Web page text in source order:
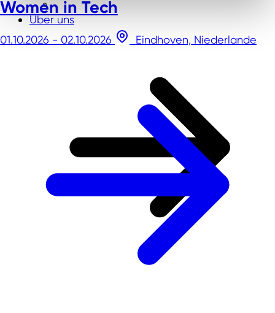
Über uns
Women in Tech
01.10.2026 - 02.10.2026 Eindhoven, Niederlande